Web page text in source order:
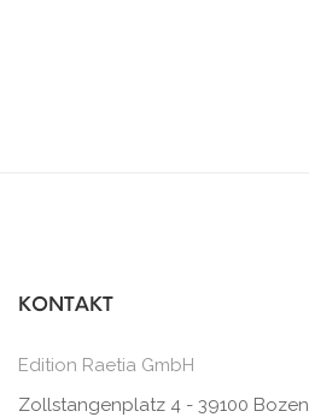
KONTAKT
Edition Raetia GmbH
Zollstangenplatz 4 - 39100 Bozen